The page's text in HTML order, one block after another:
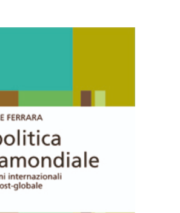
AGGIUNGI AL CARRELLO